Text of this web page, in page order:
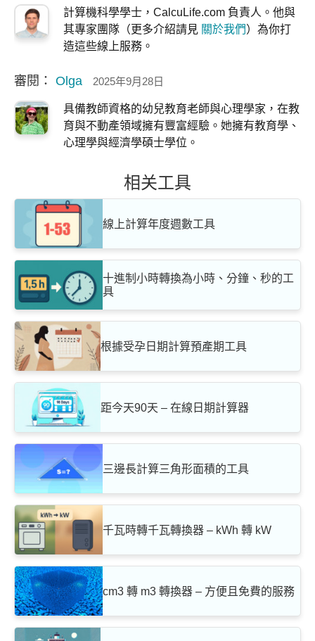
計算機科學學士，CalcuLife.com 負責人。他與
其專家團隊（更多介紹請見 關於我們）為你打
造這些線上服務。
審閱： Olga 2025年9月28日
具備教師資格的幼兒教育老師與心理學家，在教
育與不動產領域擁有豐富經驗。她擁有教育學、
心理學與經濟學碩士學位。
相关工具
線上計算年度週數工具
十進制小時轉換為小時、分鐘、秒的工
具
根據受孕日期計算預產期工具
距今天90天 – 在線日期計算器
三邊長計算三角形面積的工具
千瓦時轉千瓦轉換器 – kWh 轉 kW
cm3 轉 m3 轉換器 – 方便且免費的服務